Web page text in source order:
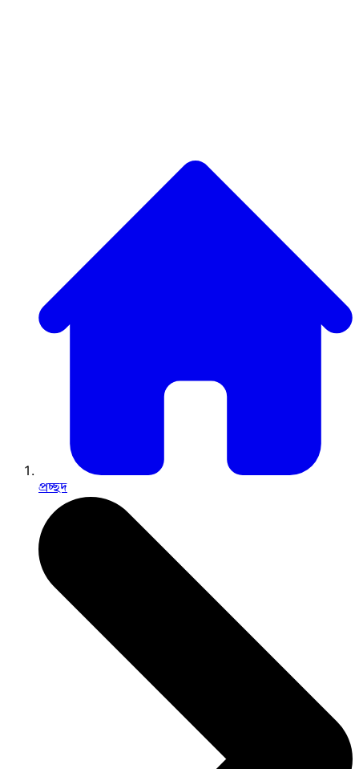
প্রচ্ছদ